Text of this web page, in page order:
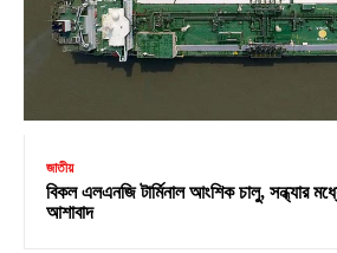
জাতীয়
বিকল এলএনজি টার্মিনাল আংশিক চালু, সন্ধ্যার
আশাবাদ